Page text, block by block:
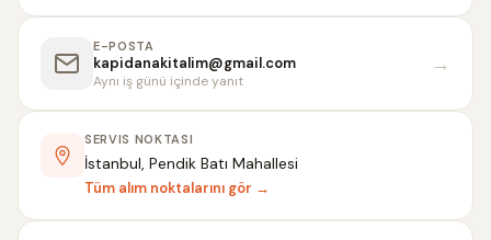
E-POSTA
kapidanakitalim@gmail.com
Aynı iş günü içinde yanıt
→
SERVIS NOKTASI
İstanbul, Pendik Batı Mahallesi
Tüm alım noktalarını gör →